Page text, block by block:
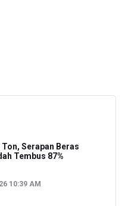
Serapan Beras
Tembus 87%
10:39 AM